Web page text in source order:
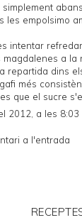
simplement abans
les empolsimo
intentar
magdalenes a la
repartida dins
més
que el sucre
2012, a les 8:03
a l'entrada